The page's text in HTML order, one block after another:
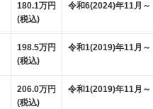
180.1万円
(税込)
令和6(2024)年11月～
198.5万円
(税込)
令和1(2019)年11月～
206.0万円
(税込)
令和1(2019)年11月～